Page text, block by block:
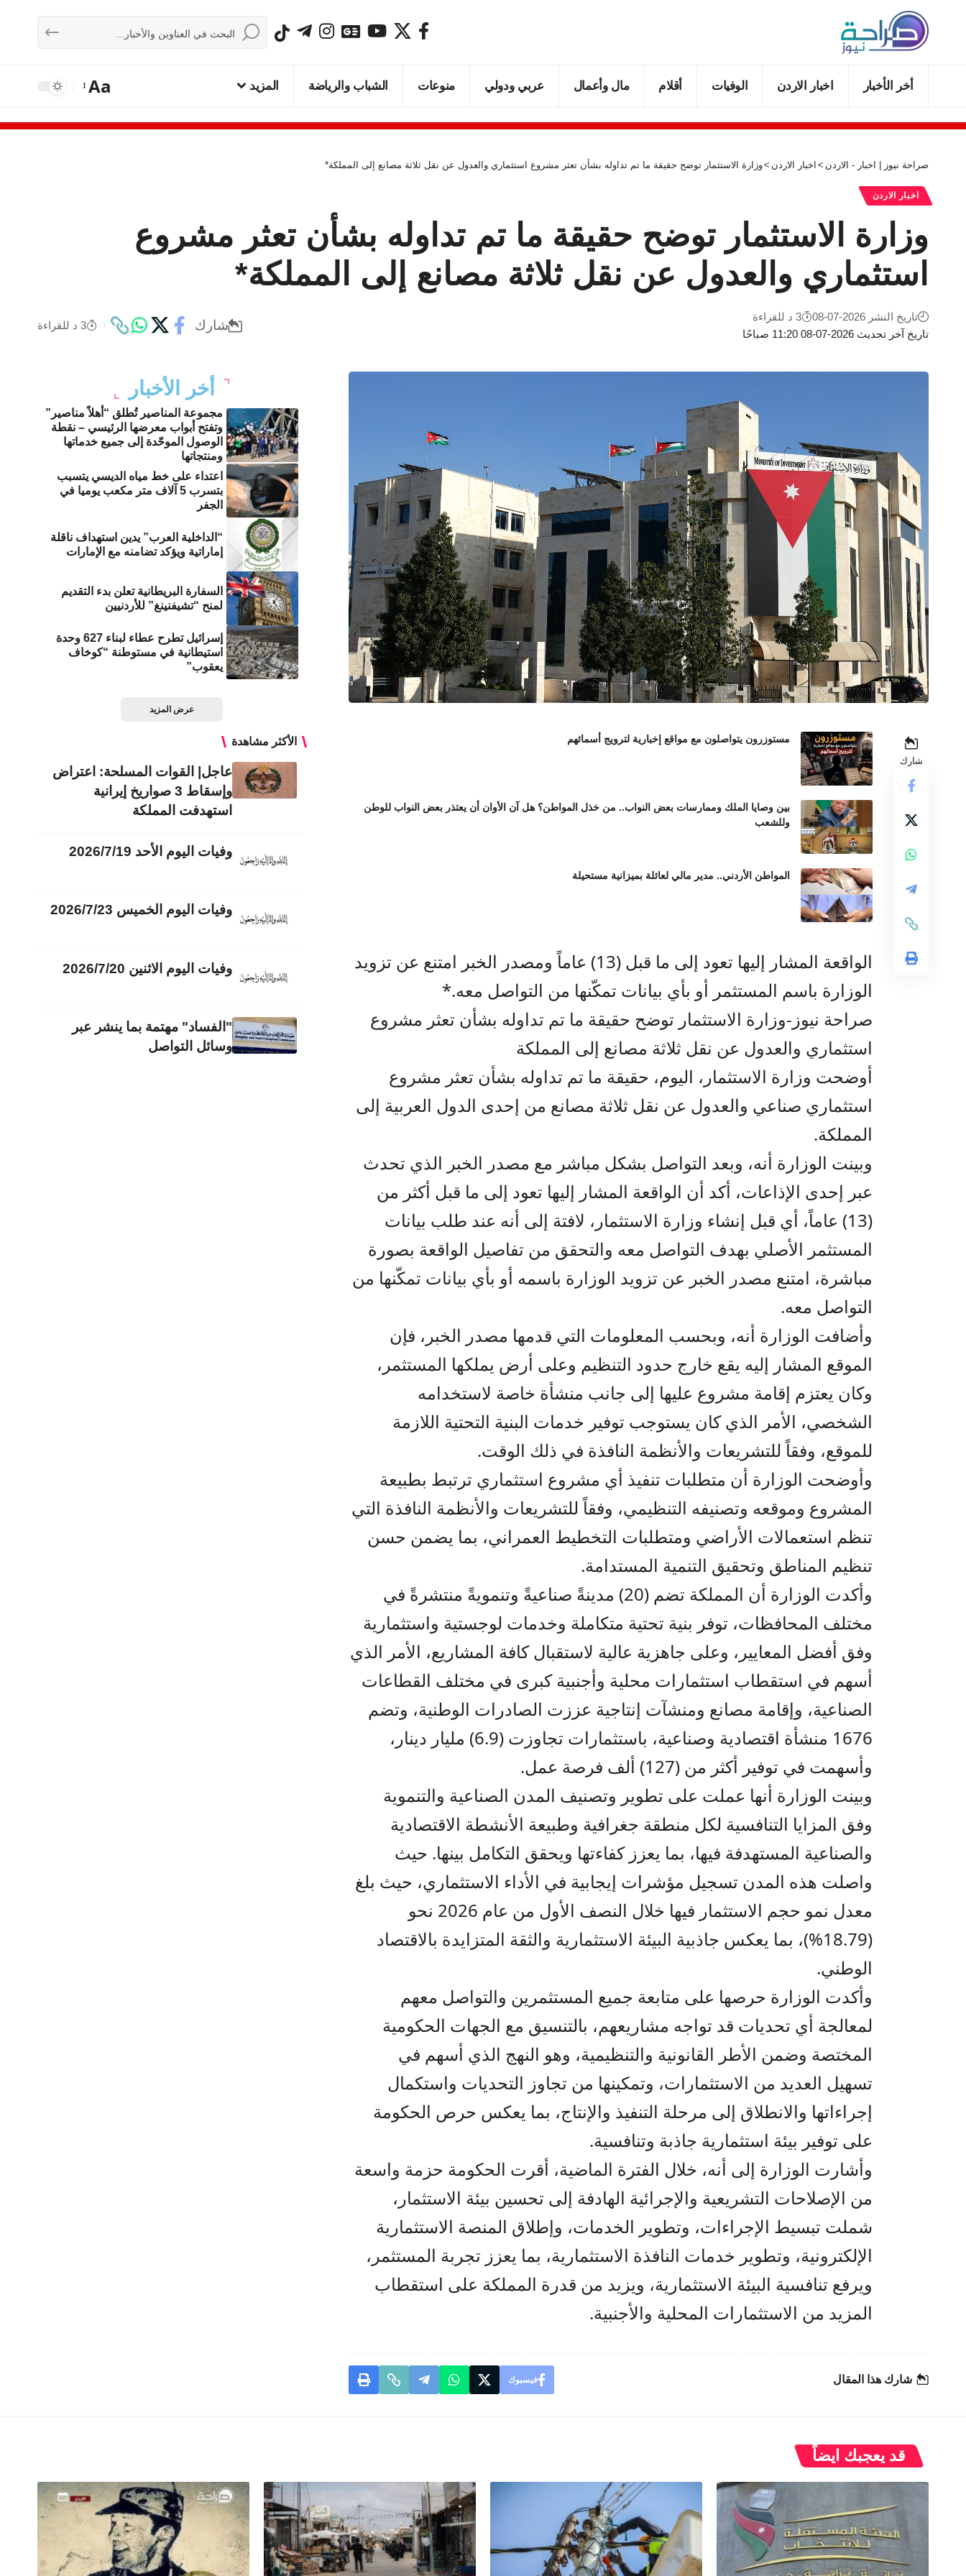
أخر الأخبار اخبار الاردن الوفيات أقلام مال وأعمال عربي ودولي منوعات الشباب والرياضة المزيد Aa
صراحة نيوز | اخبار - الاردن > اخبار الاردن >وزارة الاستثمار توضح حقيقة ما تم تداوله بشأن تعثر مشروع استثماري والعدول عن نقل ثلاثة مصانع إلى المملكة*
اخبار الاردن
وزارة الاستثمار توضح حقيقة ما تم تداوله بشأن تعثر مشروع
استثماري والعدول عن نقل ثلاثة مصانع إلى المملكة*
تاريخ آخر تحديث 2026-07-08 11:20 صباحًا
تاريخ النشر 2026-07-08 3 د للقراءة
شارك 3 د للقراءة
شارك
مستوزرون يتواصلون مع مواقع إخبارية لترويج أسمائهم
بين وصايا الملك وممارسات بعض النواب.. من خذل المواطن؟ هل آن الأوان أن يعتذر بعض النواب للوطن
وللشعب
المواطن الأردني.. مدير مالي لعائلة بميزانية مستحيلة
الواقعة المشار إليها تعود إلى ما قبل (13) عاماً ومصدر الخبر امتنع عن تزويد
الوزارة باسم المستثمر أو بأي بيانات تمكّنها من التواصل معه.*
صراحة نيوز-وزارة الاستثمار توضح حقيقة ما تم تداوله بشأن تعثر مشروع
استثماري والعدول عن نقل ثلاثة مصانع إلى المملكة
أوضحت وزارة الاستثمار، اليوم، حقيقة ما تم تداوله بشأن تعثر مشروع
استثماري صناعي والعدول عن نقل ثلاثة مصانع من إحدى الدول العربية إلى
المملكة.
وبينت الوزارة أنه، وبعد التواصل بشكل مباشر مع مصدر الخبر الذي تحدث
عبر إحدى الإذاعات، أكد أن الواقعة المشار إليها تعود إلى ما قبل أكثر من
(13) عاماً، أي قبل إنشاء وزارة الاستثمار، لافتة إلى أنه عند طلب بيانات
المستثمر الأصلي بهدف التواصل معه والتحقق من تفاصيل الواقعة بصورة
مباشرة، امتنع مصدر الخبر عن تزويد الوزارة باسمه أو بأي بيانات تمكّنها من
التواصل معه.
وأضافت الوزارة أنه، وبحسب المعلومات التي قدمها مصدر الخبر، فإن
الموقع المشار إليه يقع خارج حدود التنظيم وعلى أرض يملكها المستثمر،
وكان يعتزم إقامة مشروع عليها إلى جانب منشأة خاصة لاستخدامه
الشخصي، الأمر الذي كان يستوجب توفير خدمات البنية التحتية اللازمة
للموقع، وفقاً للتشريعات والأنظمة النافذة في ذلك الوقت.
وأوضحت الوزارة أن متطلبات تنفيذ أي مشروع استثماري ترتبط بطبيعة
المشروع وموقعه وتصنيفه التنظيمي، وفقاً للتشريعات والأنظمة النافذة التي
تنظم استعمالات الأراضي ومتطلبات التخطيط العمراني، بما يضمن حسن
تنظيم المناطق وتحقيق التنمية المستدامة.
وأكدت الوزارة أن المملكة تضم (20) مدينةً صناعيةً وتنمويةً منتشرةً في
مختلف المحافظات، توفر بنية تحتية متكاملة وخدمات لوجستية واستثمارية
وفق أفضل المعايير، وعلى جاهزية عالية لاستقبال كافة المشاريع، الأمر الذي
أسهم في استقطاب استثمارات محلية وأجنبية كبرى في مختلف القطاعات
الصناعية، وإقامة مصانع ومنشآت إنتاجية عززت الصادرات الوطنية، وتضم
1676 منشأة اقتصادية وصناعية، باستثمارات تجاوزت (6.9) مليار دينار،
وأسهمت في توفير أكثر من (127) ألف فرصة عمل.
وبينت الوزارة أنها عملت على تطوير وتصنيف المدن الصناعية والتنموية
وفق المزايا التنافسية لكل منطقة جغرافية وطبيعة الأنشطة الاقتصادية
والصناعية المستهدفة فيها، بما يعزز كفاءتها ويحقق التكامل بينها. حيث
واصلت هذه المدن تسجيل مؤشرات إيجابية في الأداء الاستثماري، حيث بلغ
معدل نمو حجم الاستثمار فيها خلال النصف الأول من عام 2026 نحو
(18.79%)، بما يعكس جاذبية البيئة الاستثمارية والثقة المتزايدة بالاقتصاد
الوطني.
وأكدت الوزارة حرصها على متابعة جميع المستثمرين والتواصل معهم
لمعالجة أي تحديات قد تواجه مشاريعهم، بالتنسيق مع الجهات الحكومية
المختصة وضمن الأطر القانونية والتنظيمية، وهو النهج الذي أسهم في
تسهيل العديد من الاستثمارات، وتمكينها من تجاوز التحديات واستكمال
إجراءاتها والانطلاق إلى مرحلة التنفيذ والإنتاج، بما يعكس حرص الحكومة
على توفير بيئة استثمارية جاذبة وتنافسية.
وأشارت الوزارة إلى أنه، خلال الفترة الماضية، أقرت الحكومة حزمة واسعة
من الإصلاحات التشريعية والإجرائية الهادفة إلى تحسين بيئة الاستثمار،
شملت تبسيط الإجراءات، وتطوير الخدمات، وإطلاق المنصة الاستثمارية
الإلكترونية، وتطوير خدمات النافذة الاستثمارية، بما يعزز تجربة المستثمر،
ويرفع تنافسية البيئة الاستثمارية، ويزيد من قدرة المملكة على استقطاب
المزيد من الاستثمارات المحلية والأجنبية.
شارك هذا المقال فيسبوك
أخر الأخبار
مجموعة المناصير تُطلق “أهلاً مناصير”
وتفتح أبواب معرضها الرئيسي – نقطة
الوصول الموحّدة إلى جميع خدماتها
ومنتجاتها
اعتداء على خط مياه الديسي يتسبب
بتسرب 5 آلاف متر مكعب يوميا في
الجفر
“الداخلية العرب” يدين استهداف ناقلة
إماراتية ويؤكد تضامنه مع الإمارات
السفارة البريطانية تعلن بدء التقديم
لمنح “تشيفنينغ” للأردنيين
إسرائيل تطرح عطاء لبناء 627 وحدة
استيطانية في مستوطنة “كوخاف
يعقوب”
عرض المزيد
الأكثر مشاهدة
عاجل| القوات المسلحة: اعتراض
وإسقاط 3 صواريخ إيرانية
استهدفت المملكة
وفيات اليوم الأحد 2026/7/19
وفيات اليوم الخميس 2026/7/23
وفيات اليوم الاثنين 2026/7/20
"الفساد" مهتمة بما ينشر عبر
وسائل التواصل
قد يعجبك ايضاً